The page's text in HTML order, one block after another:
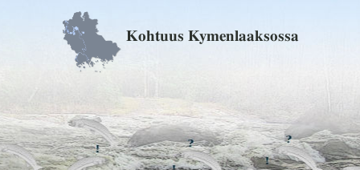
Kohtuus Kymenlaaksossa